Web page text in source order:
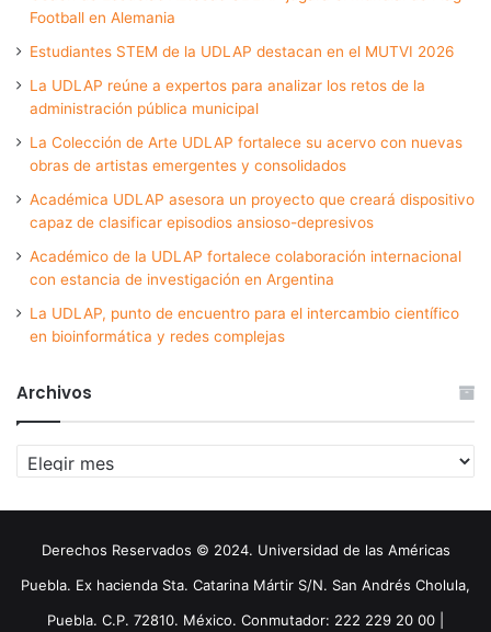
Football en Alemania
Estudiantes STEM de la UDLAP destacan en el MUTVI 2026
La UDLAP reúne a expertos para analizar los retos de la
administración pública municipal
La Colección de Arte UDLAP fortalece su acervo con nuevas
obras de artistas emergentes y consolidados
Académica UDLAP asesora un proyecto que creará dispositivo
capaz de clasificar episodios ansioso-depresivos
Académico de la UDLAP fortalece colaboración internacional
con estancia de investigación en Argentina
La UDLAP, punto de encuentro para el intercambio científico
en bioinformática y redes complejas
Archivos
Archivos
Derechos Reservados © 2024. Universidad de las Américas
Puebla. Ex hacienda Sta. Catarina Mártir S/N. San Andrés Cholula,
Puebla. C.P. 72810. México. Conmutador: 222 229 20 00 |